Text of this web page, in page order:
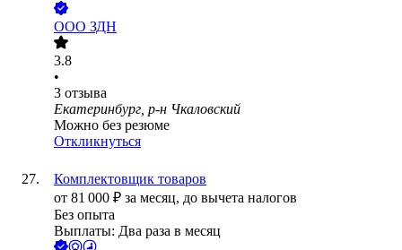
ООО ЗДН
3.8
•
3 отзыва
Екатеринбург, р-н Чкаловский
Можно без резюме
Откликнуться
Комплектовщик товаров
от 81 000 ₽ за месяц, до вычета налогов
Без опыта
Выплаты: Два раза в месяц